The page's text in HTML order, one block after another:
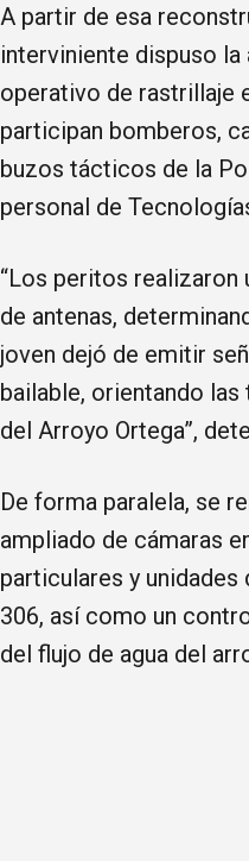
A partir de esa
interviniente dispuso la
operativo de rastrillaje
participan bomberos,
buzos tácticos de la
personal de
“Los peritos realizaron
de antenas,
joven dejó de emitir
bailable, orientando las
del Arroyo Ortega”,
De forma paralela, se
ampliado de cámaras
particulares y
306, así como un
del flujo de agua del